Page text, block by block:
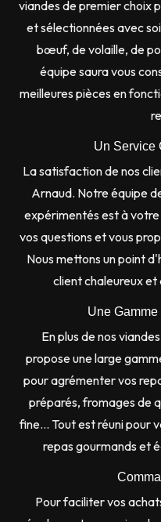
viandes de premier choix
et sélectionnées avec
bœuf, de volaille, de
équipe saura vous
meilleures pièces en
Un Service
La satisfaction de nos
Arnaud. Notre équipe
expérimentés est à
vos questions et vous
Nous mettons un point
client chaleureux et
Une
En plus de nos
propose une large
pour agrémenter vos
préparés, fromages de
fine... Tout est réuni pour
repas gourmands et
Pour faciliter vos